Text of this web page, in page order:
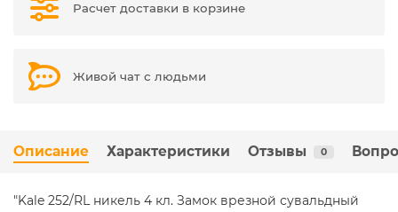
Расчет доставки в корзине
Живой чат с людьми
Описание Характеристики Отзывы 0
"Kale 252/RL никель 4 кл. Замок врезной сувальдный